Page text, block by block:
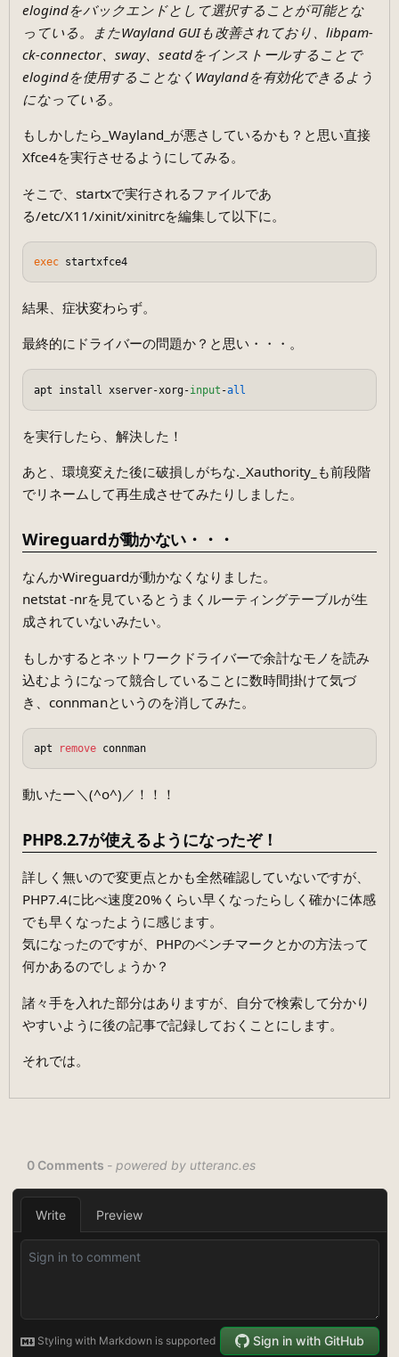
elogindをバックエンドとして選択することが可能とな
っている。またWayland GUIも改善されており、libpam-
ck-connector、sway、seatdをインストールすることで
elogindを使用することなくWaylandを有効化できるよう
になっている。
もしかしたら_Wayland_が悪さしているかも？と思い直接
Xfce4を実行させるようにしてみる。
そこで、startxで実行されるファイルであ
る/etc/X11/xinit/xinitrcを編集して以下に。
exec
結果、症状変わらず。
最終的にドライバーの問題か？と思い・・・。
apt install xserver-xorg-input -all
を実行したら、解決した！
あと、環境変えた後に破損しがちな._Xauthority_も前段階
でリネームして再生成させてみたりしました。
Wireguardが動かない・・・
なんかWireguardが動かなくなりました。
netstat -nrを見ているとうまくルーティングテーブルが生
成されていないみたい。
もしかするとネットワークドライバーで余計なモノを読み
込むようになって競合していることに数時間掛けて気づ
き、connmanというのを消してみた。
apt remove
動いたー＼(^o^)／！！！
PHP8.2.7が使えるようになったぞ！
詳しく無いので変更点とかも全然確認していないですが、
PHP7.4に比べ速度20%くらい早くなったらしく確かに体感
でも早くなったように感じます。
気になったのですが、PHPのベンチマークとかの方法って
何かあるのでしょうか？
諸々手を入れた部分はありますが、自分で検索して分かり
やすいように後の記事で記録しておくことにします。
それでは。